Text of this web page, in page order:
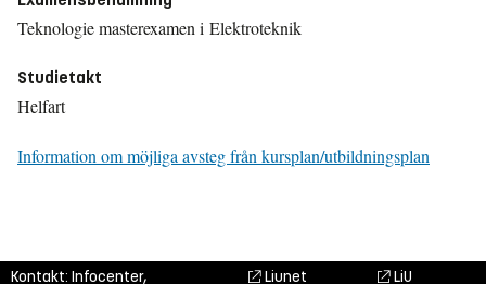
Teknologie masterexamen i Elektroteknik
Studietakt
Helfart
Information om möjliga avsteg från kursplan/utbildningsplan
Kontakt: Infocenter, Liunet LiU